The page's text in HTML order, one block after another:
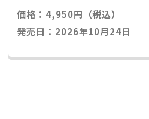
価格：4,950円（税込）
発売日：2026年10月24日